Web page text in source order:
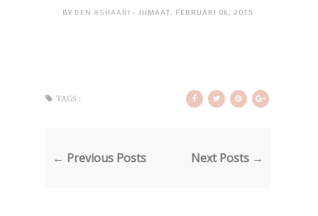
BY BEN ASHAARI - JUMAAT, FEBRUARI 06, 2015
TAGS :
← Previous Posts Next Posts →